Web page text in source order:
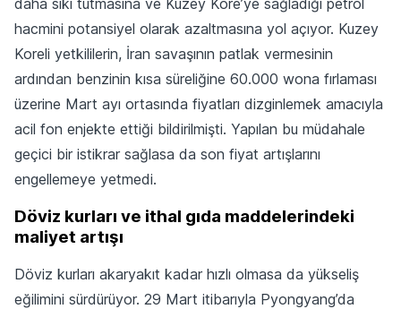
hacmini potansiyel olarak azaltmasına yol açıyor. Kuzey
Koreli yetkililerin, İran savaşının patlak vermesinin
ardından benzinin kısa süreliğine 60.000 wona fırlaması
üzerine Mart ayı ortasında fiyatları dizginlemek amacıyla
acil fon enjekte ettiği bildirilmişti. Yapılan bu müdahale
geçici bir istikrar sağlasa da son fiyat artışlarını
engellemeye yetmedi.
Döviz kurları ve ithal gıda maddelerindeki
maliyet artışı
Döviz kurları akaryakıt kadar hızlı olmasa da yükseliş
eğilimini sürdürüyor. 29 Mart itibarıyla Pyongyang’da